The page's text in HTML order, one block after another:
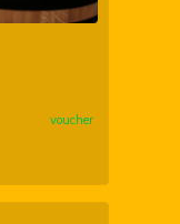
voucher